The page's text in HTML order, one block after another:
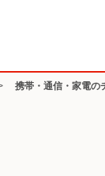
携帯・通信・家電の